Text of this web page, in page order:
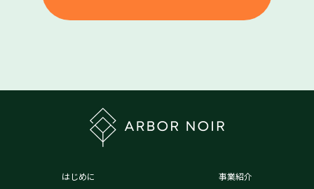
はじめに 事業紹介